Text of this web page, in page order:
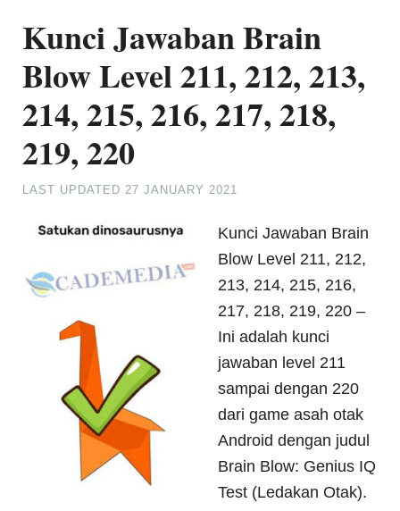
Kunci Jawaban Brain
Blow Level 211, 212, 213,
214, 215, 216, 217, 218,
219, 220
LAST UPDATED27 JANUARY 2021
Kunci Jawaban Brain
Blow Level 211, 212,
213, 214, 215, 216,
217, 218, 219, 220 –
Ini adalah kunci
jawaban level 211
sampai dengan 220
dari game asah otak
Android dengan judul
Brain Blow: Genius IQ
Test (Ledakan Otak).